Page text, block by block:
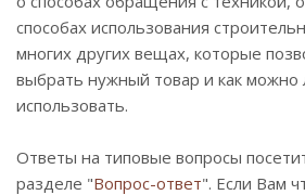
способах использования
многих других вещах, которые
выбрать нужный товар и как можно
использовать.
Ответы на типовые вопросы
разделе "Вопрос-ответ". Если Вам